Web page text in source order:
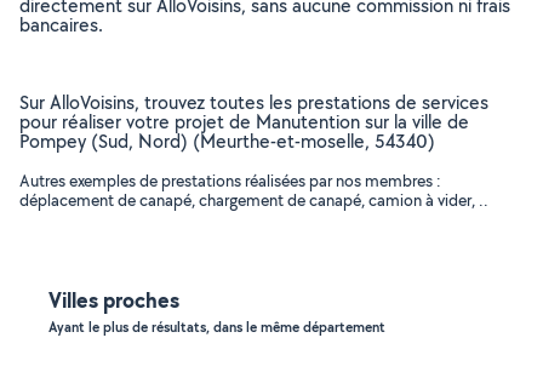
directement sur AlloVoisins, sans aucune commission ni frais
bancaires.
Sur AlloVoisins, trouvez toutes les prestations de services
pour réaliser votre projet de Manutention sur la ville de
Pompey (Sud, Nord) (Meurthe-et-moselle, 54340)
Autres exemples de prestations réalisées par nos membres :
déplacement de canapé, chargement de canapé, camion à vider, ..
Villes proches
Ayant le plus de résultats, dans le même département